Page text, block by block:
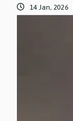
14 Jan, 2026